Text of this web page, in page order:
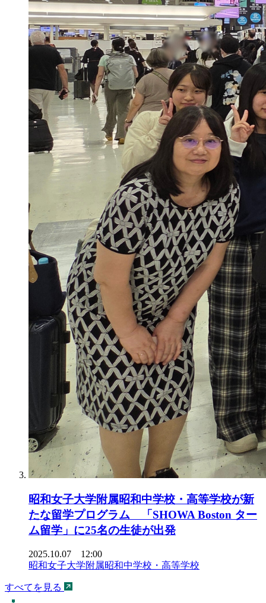
昭和女子大学附属昭和中学校・高等学校が新
たな留学プログラム 「SHOWA Boston ター
ム留学」に25名の生徒が出発
2025.10.07 12:00
昭和女子大学附属昭和中学校・高等学校
すべてを見る